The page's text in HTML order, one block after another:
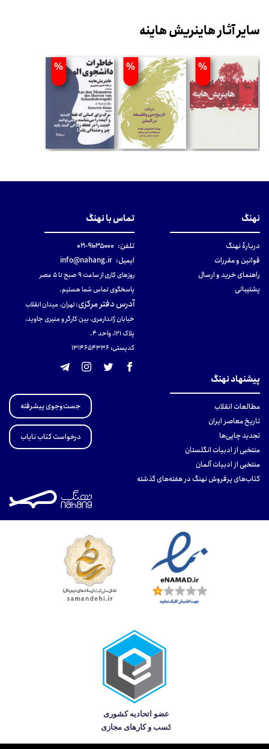
سایر آثار هاینریش هاینه
%
%
%
نهنگ
دربارهٔ نهنگ
قوانین و مقررات
راهنمای خرید و ارسال
پشتیبانی
تماس با نهنگ
تلفن: ۹۱۰۳۵۰۰۰-۰۲۱
ایمیل: info@nahang.ir
روزهای کاری از ساعت ۹ صبح تا ۵ عصر
پاسخگوی تماس شما هستیم.
آدرس دفتر مرکزی:تهران، میدان انقلاب
خیابان ژاندارمری، بین کارگر و منیری جاوید،
پلاک 121، واحد ۴.
کدپستی: 131465433۶
پیشنهاد نهنگ
مطالعات انقلاب
تاریخ معاصر ایران
تجدید چاپی‌ها
منتخبی از ادبیات انگلستان
منتخبی از ادبیات آلمان
کتاب‌های پرفروش نهنگ در هفته‌های گذشته
جست‌وجوی پیشرفته
درخواست کتاب نایاب